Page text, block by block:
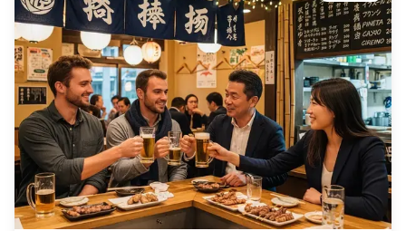
khas lokal ・Kunjungi 2–3 tempat — seperti warung
makan, izakaya, atau bar — bersama dengan pemandu
lokal ◆Tidak Termasuk ・Penjemputan dan pengantaran
hotel ・Tip ・Biaya transportasi ・Minuman atau
makanan tambahan yang tidak termasuk dalam biaya
tur ・Pengeluaran pribadi atau belanja ◆Info Tambahan
・Jumlah maksimum peserta untuk tur ini adalah 8
orang. ・Anak-anak harus didampingi oleh orang
dewasa. ・Alkohol hanya disajikan untuk peserta berusia
20 tahun ke atas (usia minum legal di Jepang). ・Harap
perhatikan bahwa makanan disiapkan di dapur yang
terpisah dari Holiday Travel, jadi kami tidak dapat